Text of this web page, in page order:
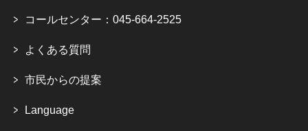
コールセンター：045-664-2525
よくある質問
市民からの提案
Language